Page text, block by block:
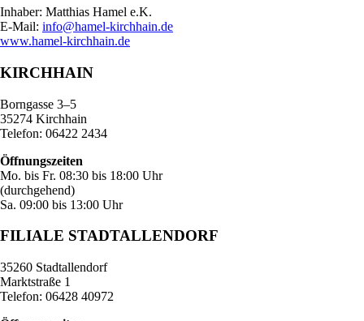
Inhaber: Matthias Hamel e.K.
E-Mail: info@hamel-kirchhain.de
www.hamel-kirchhain.de
KIRCHHAIN
Borngasse 3–5
35274 Kirchhain
Telefon: 06422 2434
Öffnungszeiten
Mo. bis Fr. 08:30 bis 18:00 Uhr
(durchgehend)
Sa. 09:00 bis 13:00 Uhr
FILIALE STADTALLENDORF
35260 Stadtallendorf
Marktstraße 1
Telefon: 06428 40972